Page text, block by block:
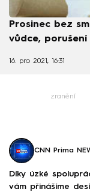
Prosinec bez
vůdce,
16. pro 2021, 16:31
zranění
CNN Prima
Díky úzké
vám přinášíme